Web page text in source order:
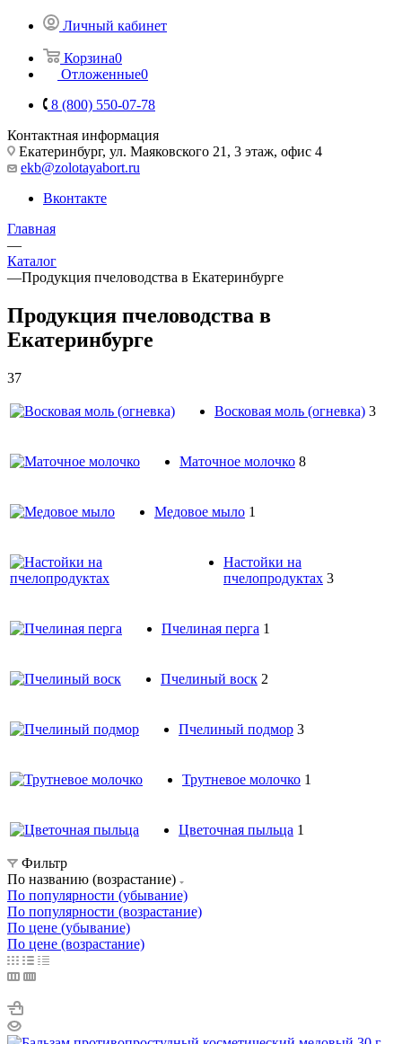
Личный кабинет
Корзина0
Отложенные0
8 (800) 550-07-78
Контактная информация
Екатеринбург, ул. Маяковского 21, 3 этаж, офис 4
ekb@zolotayabort.ru
Вконтакте
Главная
—
Каталог
—Продукция пчеловодства в Екатеринбурге
Продукция пчеловодства в
Екатеринбурге
37
Восковая моль (огневка) 3
Маточное молочко 8
Медовое мыло 1
Настойки на
пчелопродуктах 3
Пчелиная перга 1
Пчелиный воск 2
Пчелиный подмор 3
Трутневое молочко 1
Цветочная пыльца 1
Фильтр
По названию (возрастание)
По популярности (убывание)
По популярности (возрастание)
По цене (убывание)
По цене (возрастание)